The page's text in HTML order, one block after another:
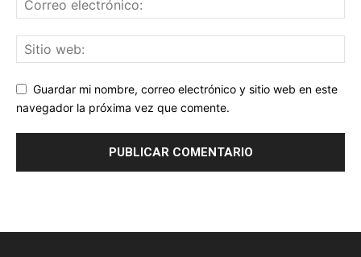
Guardar mi nombre, correo electrónico y sitio web en este
navegador la próxima vez que comente.